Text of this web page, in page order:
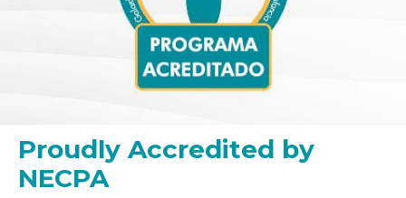
Proudly Accredited by
NECPA